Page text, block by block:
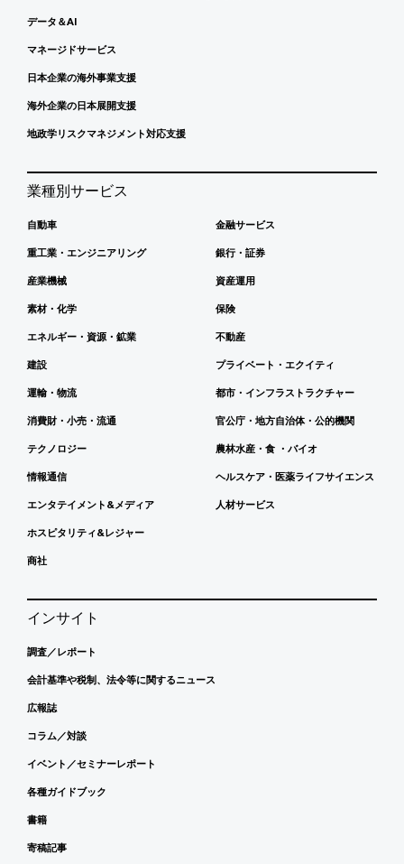
データ＆AI
マネージドサービス
日本企業の海外事業支援
海外企業の日本展開支援
地政学リスクマネジメント対応支援
業種別サービス
自動車
重工業・エンジニアリング
産業機械
素材・化学
エネルギー・資源・鉱業
建設
運輸・物流
消費財・小売・流通
テクノロジー
情報通信
エンタテイメント&メディア
ホスピタリティ&レジャー
商社
金融サービス
銀行・証券
資産運用
保険
不動産
プライベート・エクイティ
都市・インフラストラクチャー
官公庁・地方自治体・公的機関
農林水産・食 ・バイオ
ヘルスケア・医薬ライフサイエンス
人材サービス
インサイト
調査／レポート
会計基準や税制、法令等に関するニュース
広報誌
コラム／対談
イベント／セミナーレポート
各種ガイドブック
書籍
寄稿記事